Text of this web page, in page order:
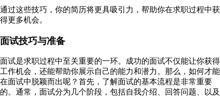
通过这些技巧，你的简历将更具吸引力，帮助你在求职过程中获
得更多机会。
面试技巧与准备
面试是求职过程中至关重要的一环。成功的面试不仅能让你获得
工作机会，还能帮助你展示自己的能力和潜力。那么，如何才能
在面试中脱颖而出呢？首先，了解面试的基本流程是非常重要
的。通常，面试分为几个阶段，包括自我介绍、回答问题、以及